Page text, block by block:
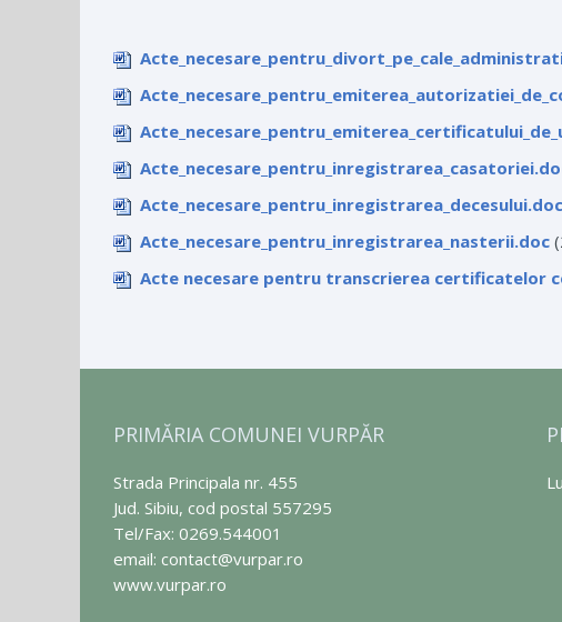
Acte_necesare_pentru_inregistrarea_decesului.doc
Acte_necesare_pentru_inregistrarea_nasterii.doc
Acte necesare pentru transcrierea
PRIMĂRIA COMUNEI VURPĂR
Strada Principala nr. 455
Jud. Sibiu, cod postal 557295
Tel/Fax: 0269.544001
email: contact@vurpar.ro
www.vurpar.ro